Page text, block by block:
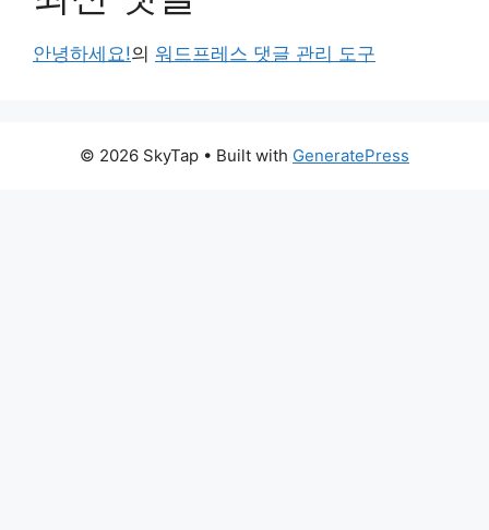
안녕하세요!의 워드프레스 댓글 관리 도구
© 2026 SkyTap • Built with GeneratePress